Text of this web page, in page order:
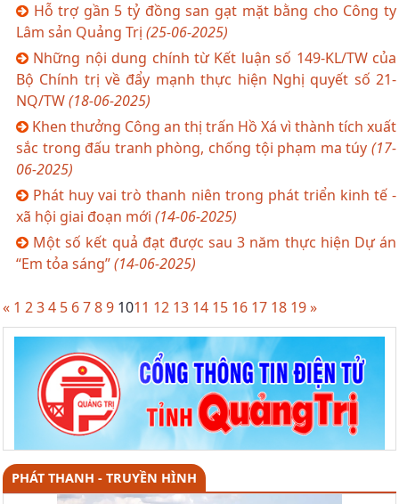
Hỗ trợ gần 5 tỷ đồng san gạt mặt bằng cho Công ty
Lâm sản Quảng Trị (25-06-2025)
Những nội dung chính từ Kết luận số 149-KL/TW của
Bộ Chính trị về đẩy mạnh thực hiện Nghị quyết số 21-
NQ/TW(18-06-2025)
Khen thưởng Công an thị trấn Hồ Xá vì thành tích xuất
sắc trong đấu tranh phòng, chống tội phạm ma túy (17-
06-2025)
Phát huy vai trò thanh niên trong phát triển kinh tế -
xã hội giai đoạn mới (14-06-2025)
Một số kết quả đạt được sau 3 năm thực hiện Dự án
“Em tỏa sáng”(14-06-2025)
« 1 234 5 6789 1011 12 13 14 15 16 17 18 19»
PHÁT THANH - TRUYỀN HÌNH